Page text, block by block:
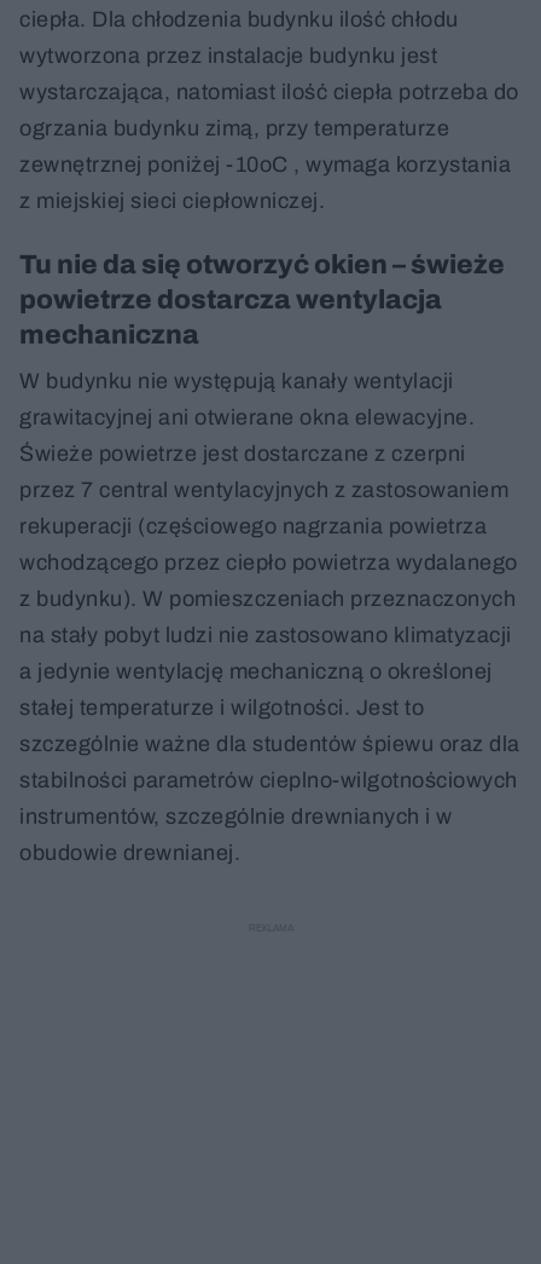
ciepła. Dla chłodzenia budynku ilość chłodu
wytworzona przez instalacje budynku jest
wystarczająca, natomiast ilość ciepła potrzeba do
ogrzania budynku zimą, przy temperaturze
zewnętrznej poniżej -10oC , wymaga korzystania
z miejskiej sieci ciepłowniczej.
Tu nie da się otworzyć okien – świeże
powietrze dostarcza wentylacja
mechaniczna
W budynku nie występują kanały wentylacji
grawitacyjnej ani otwierane okna elewacyjne.
Świeże powietrze jest dostarczane z czerpni
przez 7 central wentylacyjnych z zastosowaniem
rekuperacji (częściowego nagrzania powietrza
wchodzącego przez ciepło powietrza wydalanego
z budynku). W pomieszczeniach przeznaczonych
na stały pobyt ludzi nie zastosowano klimatyzacji
a jedynie wentylację mechaniczną o określonej
stałej temperaturze i wilgotności. Jest to
szczególnie ważne dla studentów śpiewu oraz dla
stabilności parametrów cieplno-wilgotnościowych
instrumentów, szczególnie drewnianych i w
obudowie drewnianej.